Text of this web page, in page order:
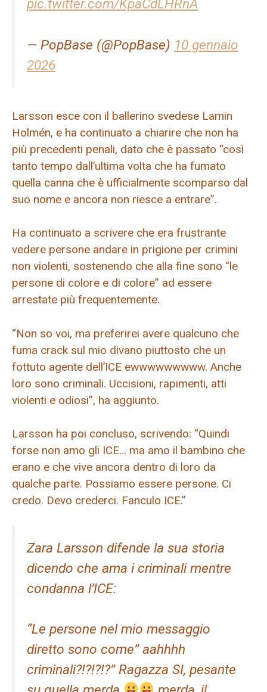
pic.twitter.com/KpaCdLHRnA
— PopBase (@PopBase) 10 gennaio
2026
Larsson esce con il ballerino svedese Lamin
Holmén, e ha continuato a chiarire che non ha
più precedenti penali, dato che è passato “così
tanto tempo dall’ultima volta che ha fumato
quella canna che è ufficialmente scomparso dal
suo nome e ancora non riesce a entrare”.
Ha continuato a scrivere che era frustrante
vedere persone andare in prigione per crimini
non violenti, sostenendo che alla fine sono “le
persone di colore e di colore” ad essere
arrestate più frequentemente.
“Non so voi, ma preferirei avere qualcuno che
fuma crack sul mio divano piuttosto che un
fottuto agente dell’ICE ewwwwwwwww. Anche
loro sono criminali. Uccisioni, rapimenti, atti
violenti e odiosi”, ha aggiunto.
Larsson ha poi concluso, scrivendo: “Quindi
forse non amo gli ICE… ma amo il bambino che
erano e che vive ancora dentro di loro da
qualche parte. Possiamo essere persone. Ci
credo. Devo crederci. Fanculo ICE.”
Zara Larsson difende la sua storia
dicendo che ama i criminali mentre
condanna l’ICE:
“Le persone nel mio messaggio
diretto sono come” aahhhh
criminali?!?!?!?” Ragazza SI, pesante